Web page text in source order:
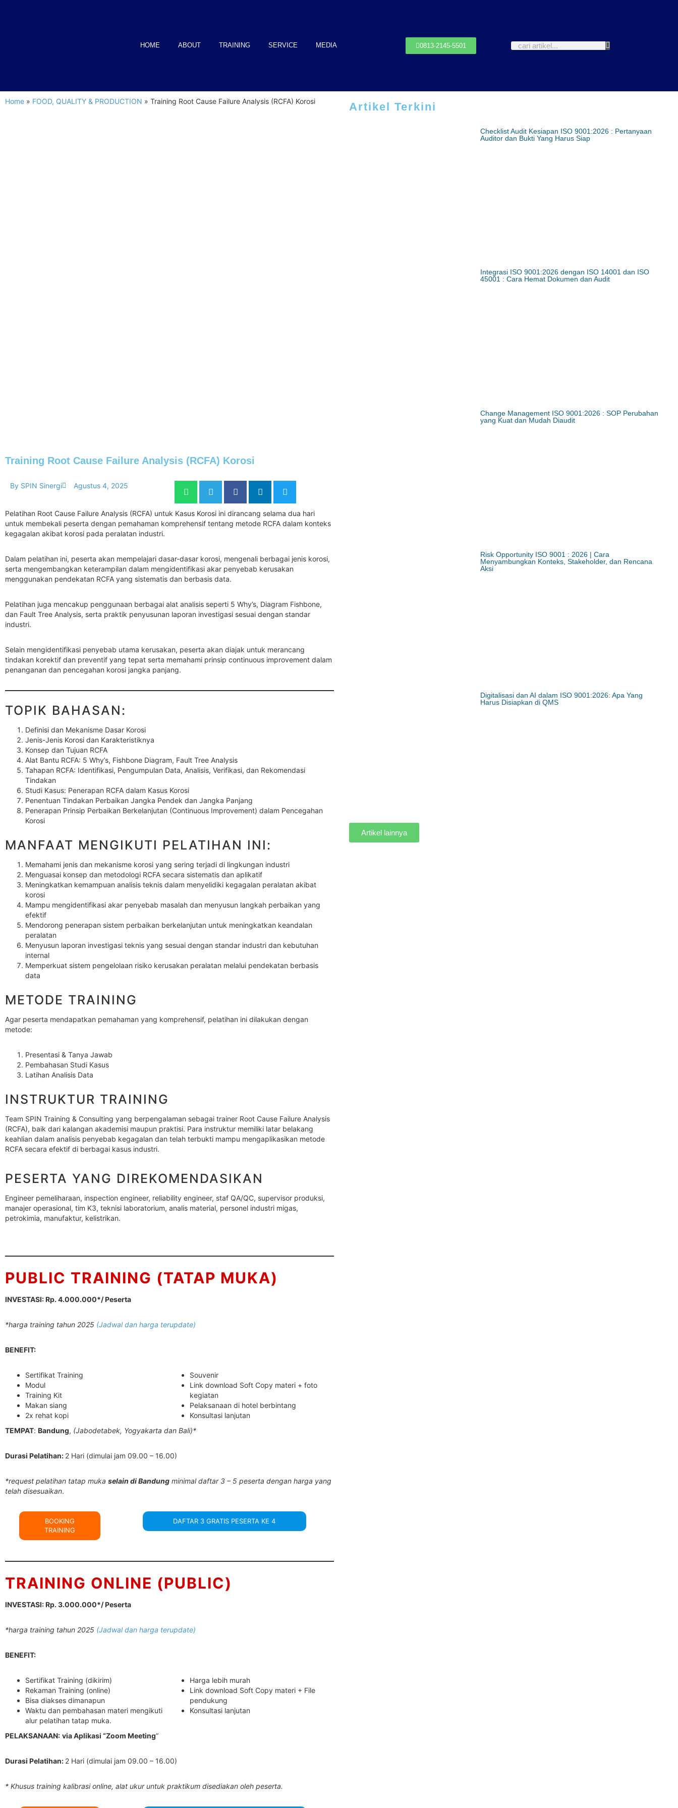
HOME ABOUT TRAINING SERVICE MEDIA 0813-2145-5501
Home » FOOD, QUALITY & PRODUCTION » Training Root Cause Failure Analysis (RCFA) Korosi
Training Root Cause Failure Analysis (RCFA) Korosi
By SPIN Sinergi Agustus 4, 2025
Pelatihan Root Cause Failure Analysis (RCFA) untuk Kasus Korosi ini dirancang selama dua hari
untuk membekali peserta dengan pemahaman komprehensif tentang metode RCFA dalam konteks
kegagalan akibat korosi pada peralatan industri.
Dalam pelatihan ini, peserta akan mempelajari dasar-dasar korosi, mengenali berbagai jenis korosi,
serta mengembangkan keterampilan dalam mengidentifikasi akar penyebab kerusakan
menggunakan pendekatan RCFA yang sistematis dan berbasis data.
Pelatihan juga mencakup penggunaan berbagai alat analisis seperti 5 Why’s, Diagram Fishbone,
dan Fault Tree Analysis, serta praktik penyusunan laporan investigasi sesuai dengan standar
industri.
Selain mengidentifikasi penyebab utama kerusakan, peserta akan diajak untuk merancang
tindakan korektif dan preventif yang tepat serta memahami prinsip continuous improvement dalam
penanganan dan pencegahan korosi jangka panjang.
TOPIK BAHASAN:
Definisi dan Mekanisme Dasar Korosi
Jenis-Jenis Korosi dan Karakteristiknya
Konsep dan Tujuan RCFA
Alat Bantu RCFA: 5 Why’s, Fishbone Diagram, Fault Tree Analysis
Tahapan RCFA: Identifikasi, Pengumpulan Data, Analisis, Verifikasi, dan Rekomendasi
Tindakan
Studi Kasus: Penerapan RCFA dalam Kasus Korosi
Penentuan Tindakan Perbaikan Jangka Pendek dan Jangka Panjang
Penerapan Prinsip Perbaikan Berkelanjutan (Continuous Improvement) dalam Pencegahan
Korosi
MANFAAT MENGIKUTI PELATIHAN INI:
Memahami jenis dan mekanisme korosi yang sering terjadi di lingkungan industri
Menguasai konsep dan metodologi RCFA secara sistematis dan aplikatif
Meningkatkan kemampuan analisis teknis dalam menyelidiki kegagalan peralatan akibat
korosi
Mampu mengidentifikasi akar penyebab masalah dan menyusun langkah perbaikan yang
efektif
Mendorong penerapan sistem perbaikan berkelanjutan untuk meningkatkan keandalan
peralatan
Menyusun laporan investigasi teknis yang sesuai dengan standar industri dan kebutuhan
internal
Memperkuat sistem pengelolaan risiko kerusakan peralatan melalui pendekatan berbasis
data
METODE TRAINING
Agar peserta mendapatkan pemahaman yang komprehensif, pelatihan ini dilakukan dengan
metode:
Presentasi & Tanya Jawab
Pembahasan Studi Kasus
Latihan Analisis Data
INSTRUKTUR TRAINING
Team SPIN Training & Consulting yang berpengalaman sebagai trainer Root Cause Failure Analysis
(RCFA), baik dari kalangan akademisi maupun praktisi. Para instruktur memiliki latar belakang
keahlian dalam analisis penyebab kegagalan dan telah terbukti mampu mengaplikasikan metode
RCFA secara efektif di berbagai kasus industri.
PESERTA YANG DIREKOMENDASIKAN
Engineer pemeliharaan, inspection engineer, reliability engineer, staf QA/QC, supervisor produksi,
manajer operasional, tim K3, teknisi laboratorium, analis material, personel industri migas,
petrokimia, manufaktur, kelistrikan.
PUBLIC TRAINING (TATAP MUKA)
INVESTASI: Rp. 4.000.000*/ Peserta
*harga training tahun 2025 (Jadwal dan harga terupdate)
BENEFIT:
Sertifikat Training
Modul
Training Kit
Makan siang
2x rehat kopi
Souvenir
Link download Soft Copy materi + foto
kegiatan
Pelaksanaan di hotel berbintang
Konsultasi lanjutan
TEMPAT: Bandung, (Jabodetabek, Yogyakarta dan Bali)*
Durasi Pelatihan: 2 Hari (dimulai jam 09.00 – 16.00)
*request pelatihan tatap muka selain di Bandung minimal daftar 3 – 5 peserta dengan harga yang
telah disesuaikan.
BOOKING
TRAINING
DAFTAR 3 GRATIS PESERTA KE 4
TRAINING ONLINE (PUBLIC)
INVESTASI: Rp. 3.000.000*/ Peserta
*harga training tahun 2025 (Jadwal dan harga terupdate)
BENEFIT:
Sertifikat Training (dikirim)
Rekaman Training (online)
Bisa diakses dimanapun
Waktu dan pembahasan materi mengikuti
alur pelatihan tatap muka.
Harga lebih murah
Link download Soft Copy materi + File
pendukung
Konsultasi lanjutan
PELAKSANAAN: via Aplikasi “Zoom Meeting“
Durasi Pelatihan: 2 Hari (dimulai jam 09.00 – 16.00)
* Khusus training kalibrasi online, alat ukur untuk praktikum disediakan oleh peserta.
Artikel Terkini
Checklist Audit Kesiapan ISO 9001:2026 : Pertanyaan
Auditor dan Bukti Yang Harus Siap
Integrasi ISO 9001:2026 dengan ISO 14001 dan ISO
45001 : Cara Hemat Dokumen dan Audit
Change Management ISO 9001:2026 : SOP Perubahan
yang Kuat dan Mudah Diaudit
Risk Opportunity ISO 9001 : 2026 | Cara
Menyambungkan Konteks, Stakeholder, dan Rencana
Aksi
Digitalisasi dan AI dalam ISO 9001:2026: Apa Yang
Harus Disiapkan di QMS
Artikel lainnya